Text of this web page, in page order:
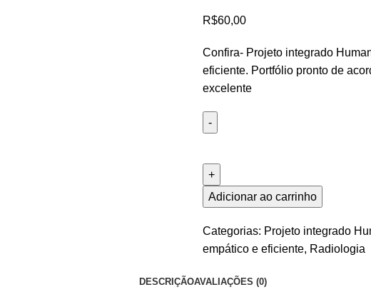
R$60,00
Confira- Projeto integrado
eficiente. Portfólio pronto de
excelente
Adicionar ao carrinho
Categorias: Projeto integrado
empático e eficiente, Radiologia
DESCRIÇÃOAVALIAÇÕES (0)